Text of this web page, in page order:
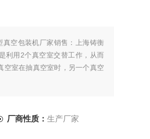
真空包装机厂家销售：上海铸衡
利用2个真空室交替工作，从而
空室在抽真空室时，另一个真空
厂商性质：生产厂家